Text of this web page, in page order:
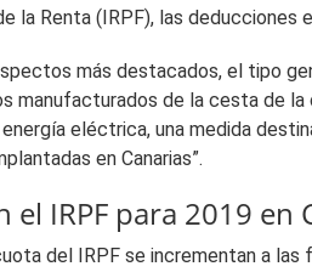
la Renta (IRPF), las deducciones
más destacados, el tipo
manufacturados de la cesta de la
eléctrica, una medida
en Canarias”.
el IRPF para 2019 en
del IRPF se incrementan a las